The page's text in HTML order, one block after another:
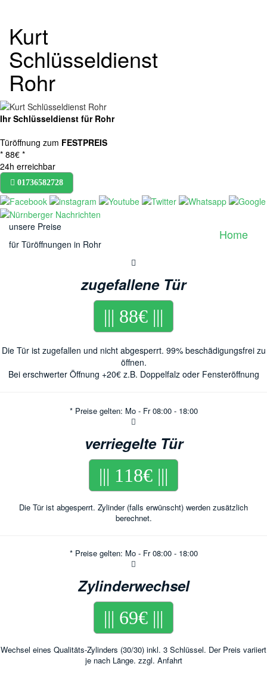
Kurt
Schlüsseldienst
Rohr
Ihr Schlüsseldienst für Rohr
Türöffnung zum FESTPREIS
* 88€ *
24h erreichbar
01736582728
Home
unsere Preise
für Türöffnungen in Rohr
zugefallene Tür
||| 88€ |||
Die Tür ist zugefallen und nicht abgesperrt. 99% beschädigungsfrei zu
öffnen.
Bei erschwerter Öffnung +20€ z.B. Doppelfalz oder Fensteröffnung
* Preise gelten: Mo - Fr 08:00 - 18:00
verriegelte Tür
||| 118€ |||
Die Tür ist abgesperrt. Zylinder (falls erwünscht) werden zusätzlich
berechnet.
* Preise gelten: Mo - Fr 08:00 - 18:00
Zylinderwechsel
||| 69€ |||
Wechsel eines Qualitäts-Zylinders (30/30) inkl. 3 Schlüssel. Der Preis variiert
je nach Länge. zzgl. Anfahrt